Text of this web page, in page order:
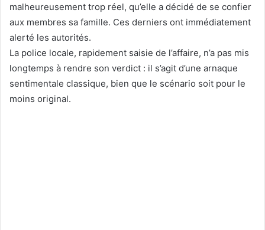
malheureusement trop réel, qu’elle a décidé de se confier
aux membres sa famille. Ces derniers ont immédiatement
alerté les autorités.
La police locale, rapidement saisie de l’affaire, n’a pas mis
longtemps à rendre son verdict : il s’agit d’une arnaque
sentimentale classique, bien que le scénario soit pour le
moins original.